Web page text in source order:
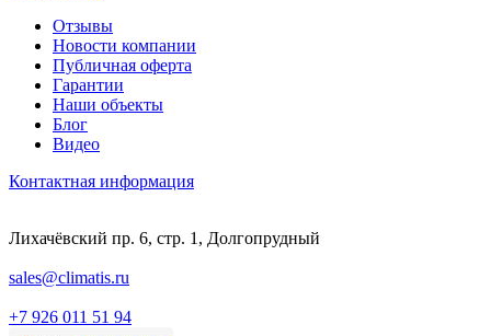
Отзывы
Новости компании
Публичная оферта
Гарантии
Наши объекты
Блог
Видео
Контактная информация
Лихачёвский пр. 6, стр. 1, Долгопрудный
sales@climatis.ru
+7 926 011 51 94